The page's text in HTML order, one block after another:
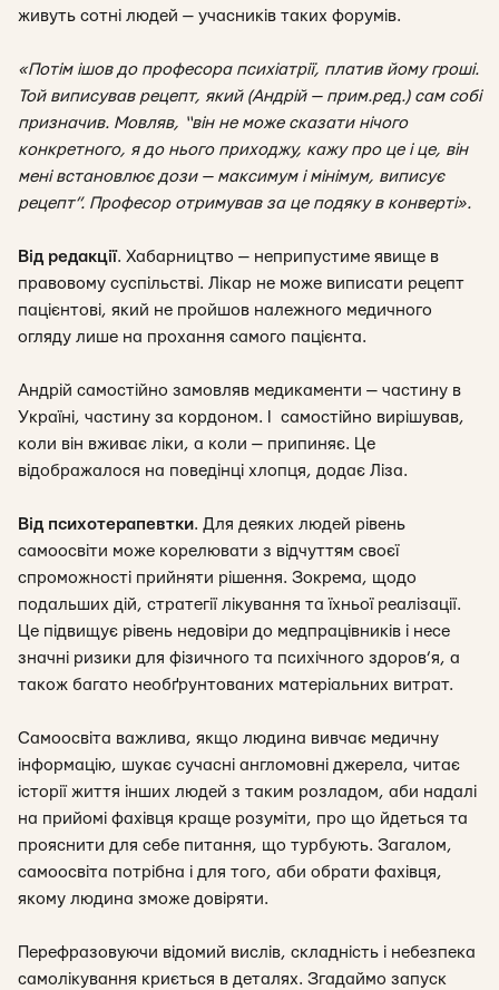
живуть сотні людей — учасників таких форумів.
«Потім ішов до професора психіатрії, платив йому гроші.
Той виписував рецепт, який (Андрій — прим.ред.) сам собі
призначив. Мовляв, “він не може сказати нічого
конкретного, я до нього приходжу, кажу про це і це, він
мені встановлює дози — максимум і мінімум, виписує
рецепт”. Професор отримував за це подяку в конверті».
Від редакції. Хабарництво — неприпустиме явище в
правовому суспільстві. Лікар не може виписати рецепт
пацієнтові, який не пройшов належного медичного
огляду лише на прохання самого пацієнта.
Андрій самостійно замовляв медикаменти — частину в
Україні, частину за кордоном. І самостійно вирішував,
коли він вживає ліки, а коли — припиняє. Це
відображалося на поведінці хлопця, додає Ліза.
Від психотерапевтки. Для деяких людей рівень
самоосвіти може корелювати з відчуттям своєї
спроможності прийняти рішення. Зокрема, щодо
подальших дій, стратегії лікування та їхньої реалізації.
Це підвищує рівень недовіри до медпрацівників і несе
значні ризики для фізичного та психічного здоров’я, а
також багато необґрунтованих матеріальних витрат.
Самоосвіта важлива, якщо людина вивчає медичну
інформацію, шукає сучасні англомовні джерела, читає
історії життя інших людей з таким розладом, аби надалі
на прийомі фахівця краще розуміти, про що йдеться та
прояснити для себе питання, що турбують. Загалом,
самоосвіта потрібна і для того, аби обрати фахівця,
якому людина зможе довіряти.
Перефразовуючи відомий вислів, складність і небезпека
самолікування криється в деталях. Згадаймо запуск